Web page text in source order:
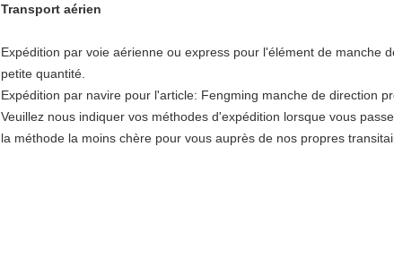
Transport aérien
Expédition par voie aérienne ou express pour l'élément de manche
petite quantité.
Expédition par navire pour l'article: Fengming manche de direction
Veuillez nous indiquer vos méthodes d'expédition lorsque vous
la méthode la moins chère pour vous auprès de nos propres